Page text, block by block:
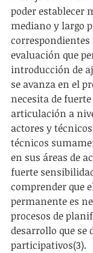
poder establecer
mediano y largo
correspondientes
evaluación que
introducción de
se avanza en el
necesita de
articulación a
actores y
técnicos
en sus áreas de
fuerte
comprender que
permanente es
procesos de
desarrollo que se
participativos(3).